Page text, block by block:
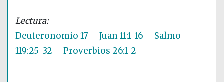
Deuteronomio 17 – Juan 11:1-16 – Salmo
119:25-32 – Proverbios 26:1-2